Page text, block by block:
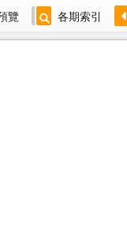
覽 各期索引